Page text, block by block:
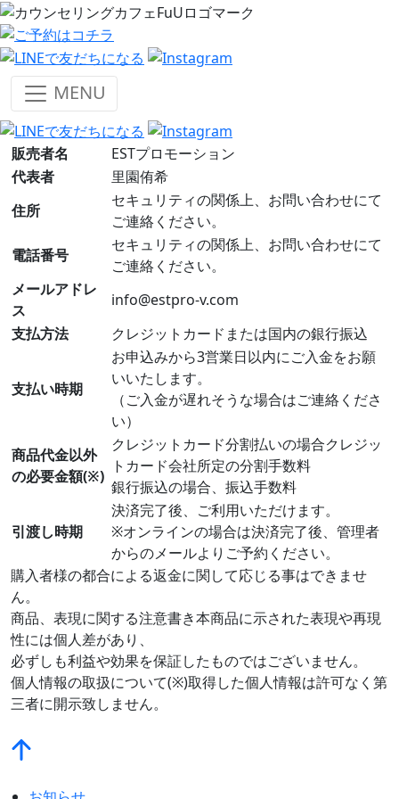
MENU
販売者名
ESTプロモーション
代表者
里園侑希
住所
セキュリティの関係上、お問い合わせにて
ご連絡ください。
電話番号
セキュリティの関係上、お問い合わせにて
ご連絡ください。
メールアドレ
ス
info@estpro-v.com
支払方法
クレジットカードまたは国内の銀行振込
支払い時期
お申込みから3営業日以内にご入金をお願
いいたします。
（ご入金が遅れそうな場合はご連絡くださ
い）
商品代金以外
の必要金額(※)
クレジットカード分割払いの場合クレジッ
トカード会社所定の分割手数料
銀行振込の場合、振込手数料
引渡し時期
決済完了後、ご利用いただけます。
※オンラインの場合は決済完了後、管理者
からのメールよりご予約ください。
購入者様の都合による返金に関して応じる事はできませ
ん。
商品、表現に関する注意書き本商品に示された表現や再現
性には個人差があり、
必ずしも利益や効果を保証したものではございません。
個人情報の取扱について(※)取得した個人情報は許可なく第
三者に開示致しません。